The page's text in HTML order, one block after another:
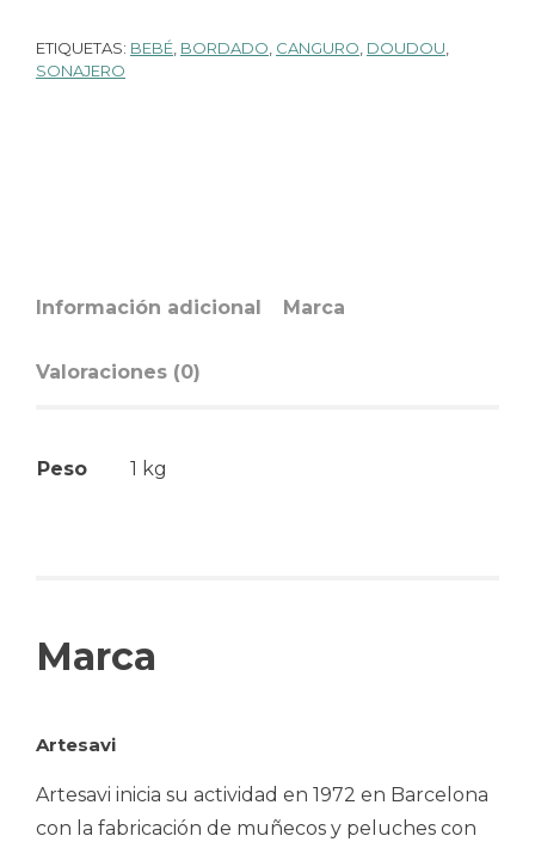
ETIQUETAS: BEBÉ, BORDADO, CANGURO, DOUDOU,
SONAJERO
Información adicional Marca
Valoraciones (0)
Peso 1 kg
Marca
Artesavi
Artesavi inicia su actividad en 1972 en Barcelona
con la fabricación de muñecos y peluches con